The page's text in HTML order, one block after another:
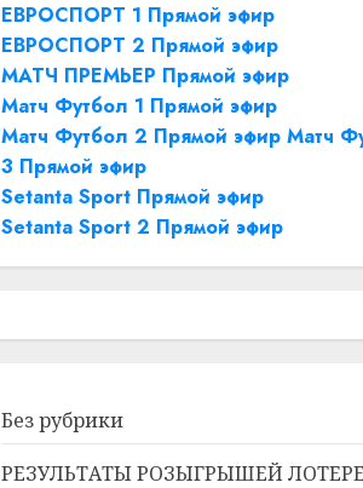
ЕВРОСПОРТ 1 Прямой эфир
ЕВРОСПОРТ 2 Прямой эфир
МАТЧ ПРЕМЬЕР Прямой эфир
Матч Футбол 1 Прямой эфир
Матч Футбол 2 Прямой эфир Матч
3 Прямой эфир
Setanta Sport Прямой эфир
Setanta Sport 2 Прямой эфир
Без рубрики
РЕЗУЛЬТАТЫ РОЗЫГРЫШЕЙ